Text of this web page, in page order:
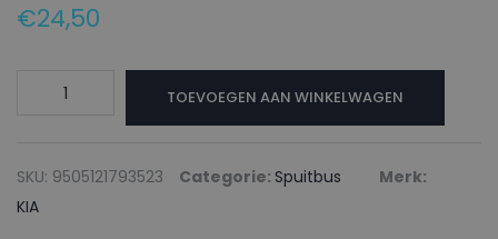
€24,50
Blanke
lak
TOEVOEGEN AAN WINKELWAGEN
SKU: 9505121793523 Categorie: Spuitbus
Merk:
KIA